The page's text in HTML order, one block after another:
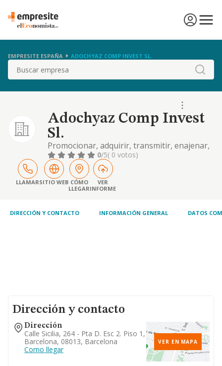
EMPRESITE ESPAÑA ADOCHYAZ COMP INVEST SL.
Buscar
Adochyaz Comp Invest
Sl.
Promocionar, adquirir, transmitir, enajenar,
urbanizar, dividir y parcelar todaclase de
inmuebles, terrenos y fincas rusticas y
urbanas, construccion y arriendo no
financiero de tales bienes, etc.
0/5( 0 votos)
LLAMARSITIO WEB CÓMO
LLEGAR
VER
INFORME
DIRECCIÓN Y CONTACTO INFORMACIÓN GENERAL DATOS
Dirección y contacto
Dirección
Calle Sicilia, 264 - Pta D. Esc 2. Piso 1,
Barcelona, 08013, Barcelona
Como llegar
VER EN MAPA